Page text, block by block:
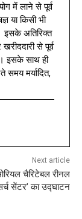
में लाने से पूर्व
या किसी भी
इसके अतिरिक्त
से पूर्व
इसके साथ ही
समय मर्यादित,
Next article
चैरिटेबल रीनल
सेंटर’ का उद्घाटन